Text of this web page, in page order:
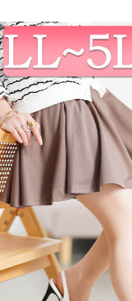
えみころ
愛知県
40代
投稿日
2015/11/25
ヘビロテ今までお
がよれよれになっ
ていました。フレ
う！
なぎひめ
神奈川県 30代
投稿日
2015/09/03